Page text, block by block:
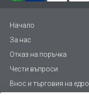
Начало
За нас
Отказ на поръчка
Чести въпроси
Внос и търговия на едро